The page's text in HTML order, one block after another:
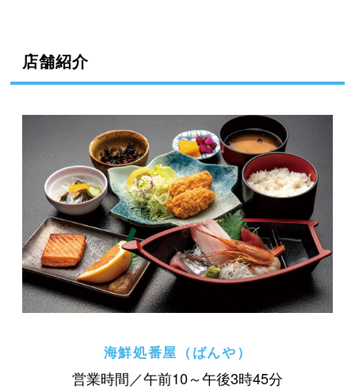
店舗紹介
海鮮処番屋（ばんや）
営業時間／午前10～午後3時45分